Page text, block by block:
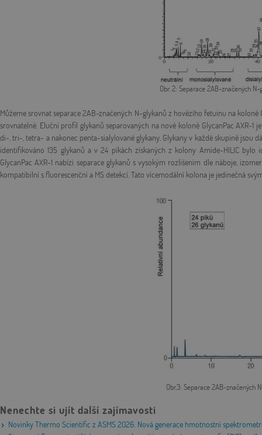
Obr. 2: Separace 2AB-značených
Můžeme srovnat separace 2AB-značených N-glykanů z hovězího fetuinu na
srovnatelné. Eluční profil glykanů separovaných na nové koloně GlycanPac AXR-
di-, tri-, tetra- a nakonec penta-sialylované glykany. Glykany v každé skupině jsou
identifikováno 135 glykanů a v 24 píkách získaných z kolony Amide-HILIC
GlycanPac AXR-1 nabízí separace glykanů s vysokým rozlišením dle náboje,
kompatibilní s fluorescenční a MS detekcí. Tato vícemodální kolona je jedinečná
Obr.3: Separace 2AB-
Nenechte si ujít další zajímavosti
Novinky Thermo Scientific z ASMS 2026: Nová generace hmotnostní